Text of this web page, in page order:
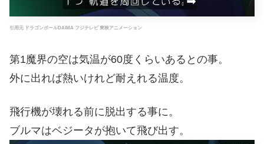
引用元 ドラゴンボールDAIMA フジテレビ 東映アニメーション
第1魔界の空は気温が60度くらいあるとの事。
外に出れば熱いけれど耐えれる温度。
飛行機が壊れる前に脱出する事に。
ブルマはベジータが抱いて飛び出す。